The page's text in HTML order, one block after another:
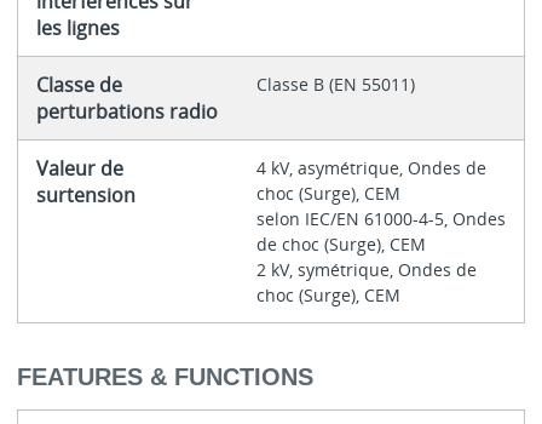
les lignes
Classe de
perturbations radio
Classe B (EN 55011)
Valeur de
surtension
4 kV, asymétrique, Ondes de
choc (Surge), CEM
selon IEC/EN 61000-4-5, Ondes
de choc (Surge), CEM
2 kV, symétrique, Ondes de
choc (Surge), CEM
FEATURES & FUNCTIONS